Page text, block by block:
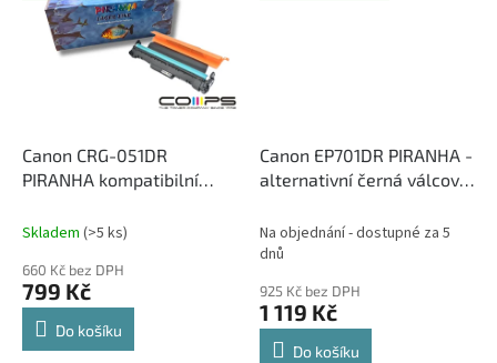
Canon CRG-051DR
PIRANHA kompatibilní
Skladem (>5 ks)
660 Kč bez DPH
799 Kč
Do košíku
Canon EP701DR PIRANHA -
alternativní černá válcová
Na objednání - dostupné za 5
dnů
925 Kč bez DPH
1 119 Kč
Do košíku